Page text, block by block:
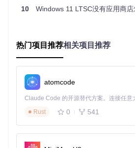
实施指南：企业级系统配置的
前置条件检查清单
要求：
10 Windows 11 LTSC没有应用商店怎么
热门项目推荐相关项目推荐
atomcode
Rust
0 541